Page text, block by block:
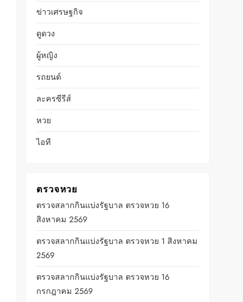
ข่าวเศรษฐกิจ
ดูดวง
ผู้หญิง
รถยนต์
ละครซีรีส์
หวย
ไอที
ตรวจหวย
ตรวจสลากกินแบ่งรัฐบาล ตรวจหวย 16
สิงหาคม 2569
ตรวจสลากกินแบ่งรัฐบาล ตรวจหวย 1 สิงหาคม
2569
ตรวจสลากกินแบ่งรัฐบาล ตรวจหวย 16
กรกฎาคม 2569